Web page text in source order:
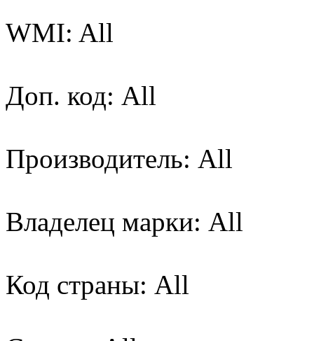
WMI: All
Доп. код: All
Производитель: All
Владелец марки: All
Код страны: All